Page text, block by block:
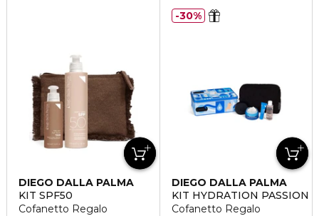
DIEGO DALLA PALMA
KIT SPF50
Cofanetto Regalo
DIEGO DALLA PALMA
KIT HYDRATION PASSION
Cofanetto Regalo
30%